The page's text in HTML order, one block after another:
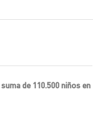
de 110.500 niños en